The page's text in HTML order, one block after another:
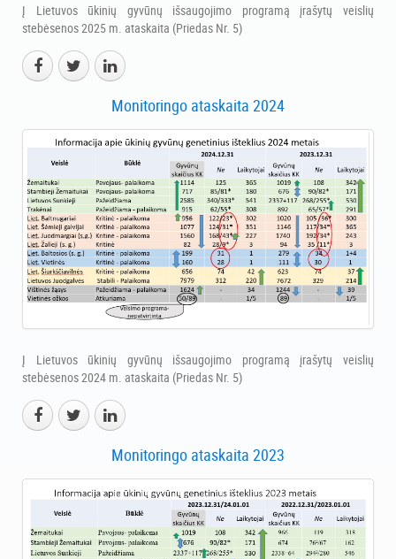
Į Lietuvos ūkinių gyvūnų išsaugojimo programą įrašytų veislių
stebėsenos 2025 m. ataskaita (Priedas Nr. 5)
Monitoringo ataskaita 2024
Į Lietuvos ūkinių gyvūnų išsaugojimo programą įrašytų veislių
stebėsenos 2024 m. ataskaita (Priedas Nr. 5)
Monitoringo ataskaita 2023